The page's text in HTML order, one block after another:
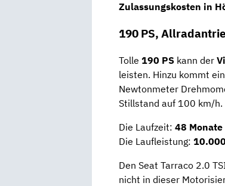
Zulassungskosten in
190 PS,
Tolle 190 PS kann der
leisten. Hinzu kommt ein
Newtonmeter
Stillstand auf 100 km/
Die Laufzeit: 48 Monate
Die Laufleistung:
Den Seat Tarraco 2.0
nicht in dieser